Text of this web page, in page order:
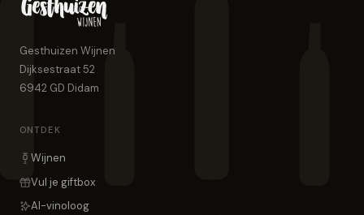
Gesthuizen Wijnen
Dijksestraat 52
6942 GD Didam
ONTDEK
Wijnen
Vul je giftbox
AI-vinoloog